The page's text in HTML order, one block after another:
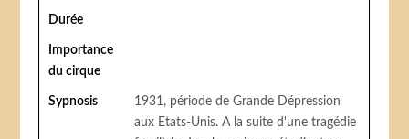
Durée
Importance
du cirque
Sypnosis
1931, période de Grande Dépression
aux Etats-Unis. A la suite d'une tragédie